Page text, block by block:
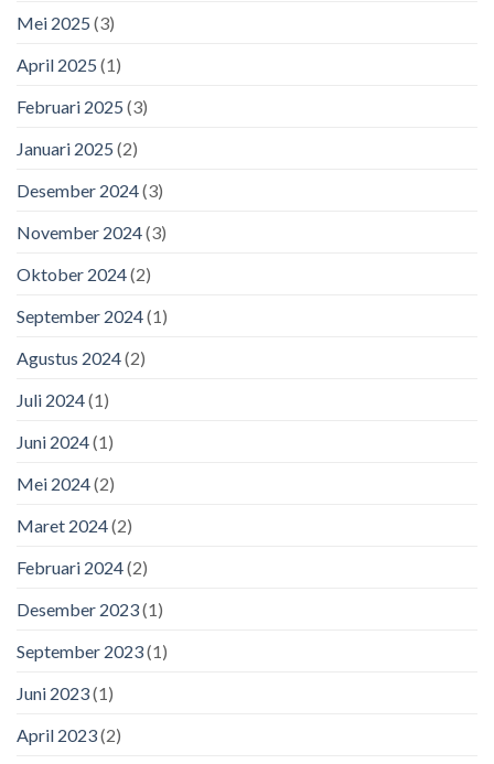
Mei 2025 (3)
April 2025 (1)
Februari 2025 (3)
Januari 2025 (2)
Desember 2024(3)
November 2024(3)
Oktober 2024(2)
September 2024(1)
Agustus 2024(2)
Juli 2024(1)
Juni 2024(1)
Mei 2024(2)
Maret 2024(2)
Februari 2024(2)
Desember 2023(1)
September 2023(1)
Juni 2023(1)
April 2023(2)